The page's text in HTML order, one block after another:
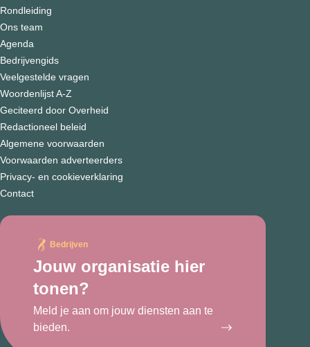
Rondleiding
Ons team
Agenda
Bedrijvengids
Veelgestelde vragen
Woordenlijst A-Z
Geciteerd door Overheid
Redactioneel beleid
Algemene voorwaarden
Voorwaarden adverteerders
Privacy- en cookieverklaring
Contact
Bedrijven
Jouw organisatie hier
tonen?
Meld je aan om jouw diensten aan te
bieden.